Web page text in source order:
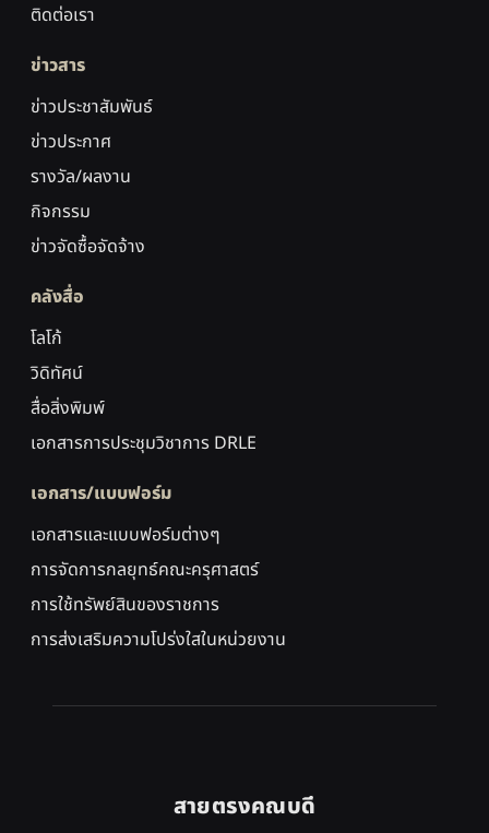
ติดต่อเรา
ข่าวสาร
ข่าวประชาสัมพันธ์
ข่าวประกาศ
รางวัล/ผลงาน
กิจกรรม
ข่าวจัดซื้อจัดจ้าง
คลังสื่อ
โลโก้
วิดิทัศน์
สื่อสิ่งพิมพ์
เอกสารการประชุมวิชาการ DRLE
เอกสาร/แบบฟอร์ม
เอกสารและแบบฟอร์มต่างๆ
การจัดการกลยุทธ์คณะครุศาสตร์
การใช้ทรัพย์สินของราชการ
การส่งเสริมความโปร่งใสในหน่วยงาน
สายตรงคณบดี